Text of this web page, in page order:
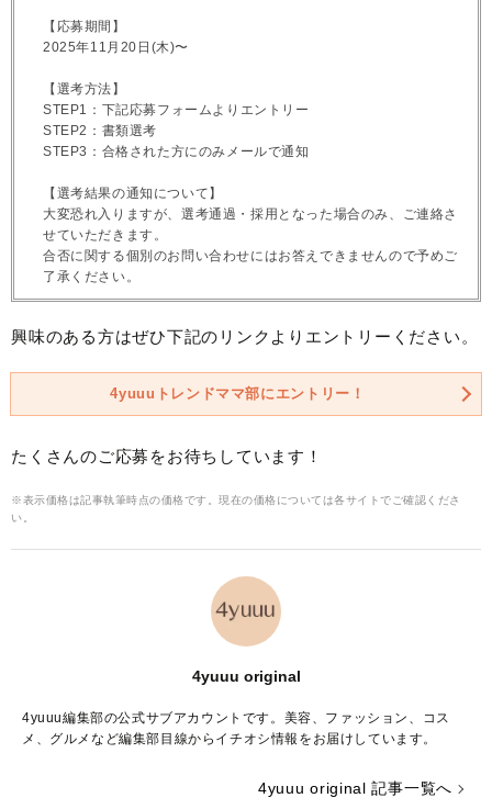
【応募期間】
2025年11月20日(木)〜
【選考方法】
STEP1：下記応募フォームよりエントリー
STEP2：書類選考
STEP3：合格された方にのみメールで通知
【選考結果の通知について】
大変恐れ入りますが、選考通過・採用となった場合のみ、ご連絡さ
せていただきます。
合否に関する個別のお問い合わせにはお答えできませんので予めご
了承ください。
興味のある方はぜひ下記のリンクよりエントリーください。
4yuuuトレンドママ部にエントリー！
たくさんのご応募をお待ちしています！
※表示価格は記事執筆時点の価格です。現在の価格については各サイトでご確認くださ
い。
4yuuu original
4yuuu編集部の公式サブアカウントです。美容、ファッション、コス
メ、グルメなど編集部目線からイチオシ情報をお届けしています。
4yuuu original 記事一覧へ